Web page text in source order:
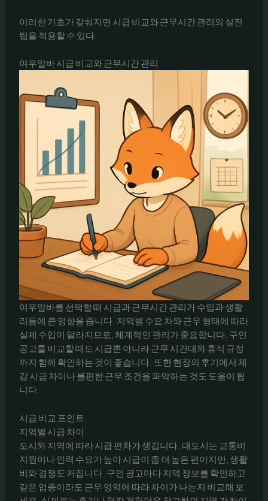
이러한 기초가 갖춰지면 시급 비교와 근무시간 관리의 실전
팁을 적용할 수 있다.
여우알바 시급 비교와 근무시간 관리
여우알바를 선택할 때 시급과 근무시간 관리가 수입과 생활
리듬에 큰 영향을 줍니다. 지역별 수요 차와 근무 형태에 따라
실제 수입이 달라지므로, 체계적인 관리가 중요합니다. 구인
공고를 비교할 때도 시급뿐 아니라 근무 시간대와 휴식 규정
까지 함께 확인하는 것이 좋습니다. 또한 현장의 후기에서 체
감 시급 차이나 불편한 근무 조건을 파악하는 것도 도움이 됩
니다.
시급 비교 포인트
지역별 시급 차이
도시와 지역에 따라 시급 편차가 생깁니다. 대도시는 교통비
지원이나 인력 수요가 높아 시급이 좀 더 높은 편이지만, 생활
비와 경쟁도 커집니다. 구인 공고마다 지역 정보를 확인하고
같은 업종이라도 근무 영역에 따라 차이가 나는지 비교해 보